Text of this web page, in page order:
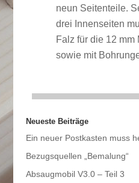
neun Seitenteile.
drei Innenseiten
Falz für die 12
sowie mit
Neueste Beiträge
Ein neuer Postkasten muss
Bezugsquellen „Bemalung“
Absaugmobil V3.0 – Teil 3